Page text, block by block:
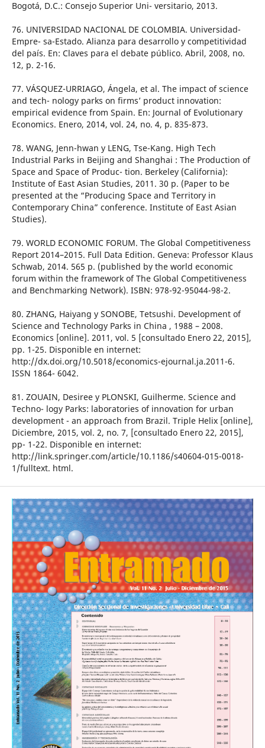
Bogotá, D.C.: Consejo Superior Uni- versitario, 2013.
76. UNIVERSIDAD NACIONAL DE COLOMBIA. Universidad-
Empre- sa-Estado. Alianza para desarrollo y competitividad
del país. En: Claves para el debate público. Abril, 2008, no.
12, p. 2-16.
77. VÁSQUEZ-URRIAGO, Ángela, et al. The impact of science
and tech- nology parks on firms’ product innovation:
empirical evidence from Spain. En: Journal of Evolutionary
Economics. Enero, 2014, vol. 24, no. 4, p. 835-873.
78. WANG, Jenn-hwan y LENG, Tse-Kang. High Tech
Industrial Parks in Beijing and Shanghai : The Production of
Space and Space of Produc- tion. Berkeley (California):
Institute of East Asian Studies, 2011. 30 p. (Paper to be
presented at the “Producing Space and Territory in
Contemporary China” conference. Institute of East Asian
Studies).
79. WORLD ECONOMIC FORUM. The Global Competitiveness
Report 2014–2015. Full Data Edition. Geneva: Professor Klaus
Schwab, 2014. 565 p. (published by the world economic
forum within the framework of The Global Competitiveness
and Benchmarking Network). ISBN: 978-92-95044-98-2.
80. ZHANG, Haiyang y SONOBE, Tetsushi. Development of
Science and Technology Parks in China , 1988 – 2008.
Economics [online]. 2011, vol. 5 [consultado Enero 22, 2015],
pp. 1-25. Disponible en internet:
http://dx.doi.org/10.5018/economics-ejournal.ja.2011-6.
ISSN 1864- 6042.
81. ZOUAIN, Desiree y PLONSKI, Guilherme. Science and
Techno- logy Parks: laboratories of innovation for urban
development - an approach from Brazil. Triple Helix [online],
Diciembre, 2015, vol. 2, no. 7, [consultado Enero 22, 2015],
pp- 1-22. Disponible en internet:
http://link.springer.com/article/10.1186/s40604-015-0018-
1/fulltext. html.